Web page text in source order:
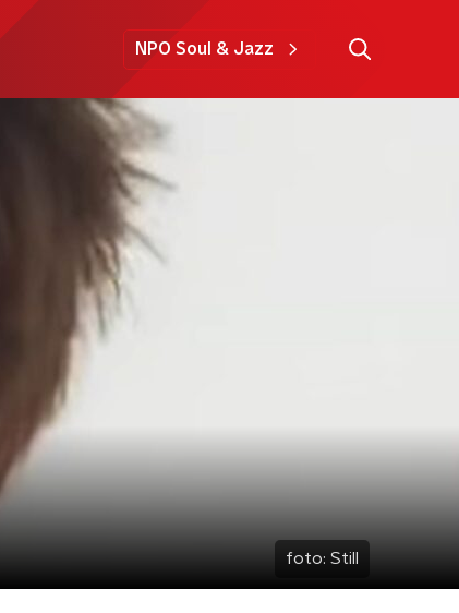
NPO Soul & Jazz
foto: Still